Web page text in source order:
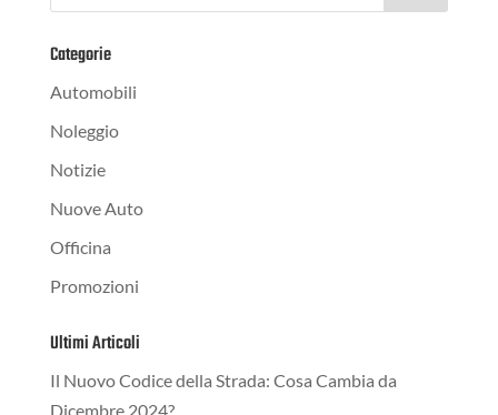
Categorie
Automobili
Noleggio
Notizie
Nuove Auto
Officina
Promozioni
Ultimi Articoli
Il Nuovo Codice della Strada: Cosa Cambia da
Dicembre 2024?